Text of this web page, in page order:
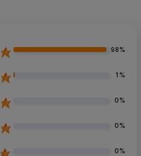
98%
1%
0%
0%
0%